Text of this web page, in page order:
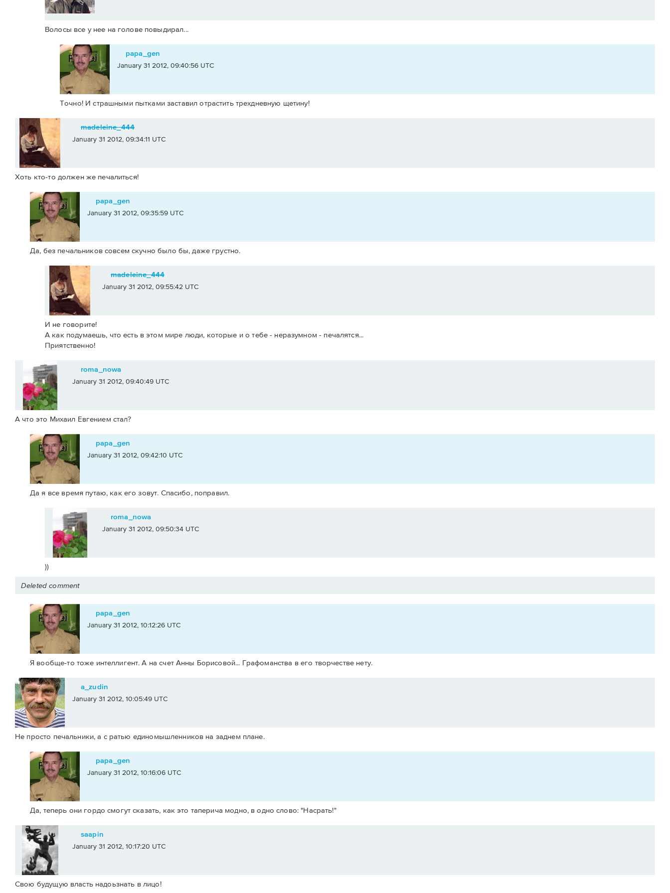
Волосы все у нее на голове повыдирал...
papa_gen
January 31 2012, 09:40:56 UTC
Точно! И страшными пытками заставил отрастить трехдневную щетину!
madeleine_444
January 31 2012, 09:34:11 UTC
Хоть кто-то должен же печалиться!
papa_gen
January 31 2012, 09:35:59 UTC
Да, без печальников совсем скучно было бы, даже грустно.
madeleine_444
January 31 2012, 09:55:42 UTC
И не говорите!
А как подумаешь, что есть в этом мире люди, которые и о тебе - неразумном - печалятся...
Приятственно!
roma_nowa
January 31 2012, 09:40:49 UTC
А что это Михаил Евгением стал?
papa_gen
January 31 2012, 09:42:10 UTC
Да я все время путаю, как его зовут. Спасибо, поправил.
roma_nowa
January 31 2012, 09:50:34 UTC
))
Deleted comment
papa_gen
January 31 2012, 10:12:26 UTC
Я вообще-то тоже интеллигент. А на счет Анны Борисовой... Графоманства в его творчестве нету.
a_zudin
January 31 2012, 10:05:49 UTC
Не просто печальники, а с ратью единомышленников на заднем плане.
papa_gen
January 31 2012, 10:16:06 UTC
Да, теперь они гордо смогут сказать, как это таперича модно, в одно слово: "Насрать!"
saapin
January 31 2012, 10:17:20 UTC
Свою будущую власть надоьзнать в лицо!